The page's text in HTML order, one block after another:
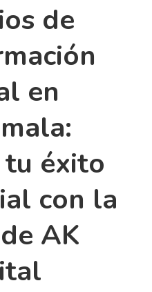
de
en
éxito
con la
AK